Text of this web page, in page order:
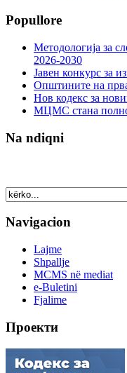
Popullore
Методологија за
2026-2030
Јавен конкурс за
Општините на
Нов кодекс за
МЦМС стана
Na ndiqni
Navigacion
Lajme
Shpallje
MCMS në mediat
e-Buletini
Fjalime
Проекти